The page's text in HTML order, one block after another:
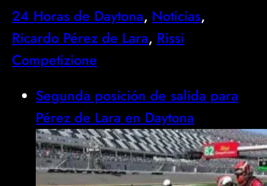
24 Horas de Daytona, Noticias
Ricardo Pérez de Lara, Rissi
Competizione
Segunda posición de salida para
Pérez de Lara en Daytona